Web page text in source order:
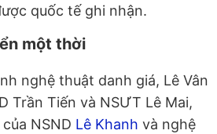
quốc tế ghi nhận.
một thời
nghệ thuật danh giá, Lê Vân
Trần Tiến và NSƯT Lê Mai,
NSND Lê Khanh và nghệ